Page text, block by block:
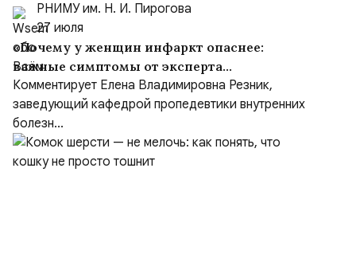
РНИМУ им. Н. И. Пирогова
27 июля
«Почему у женщин инфаркт опаснее:
важные симптомы от эксперта
Пироговского Университета»
Комментирует Елена Владимировна Резник,
заведующий кафедрой пропедевтики внутренних
болезн...